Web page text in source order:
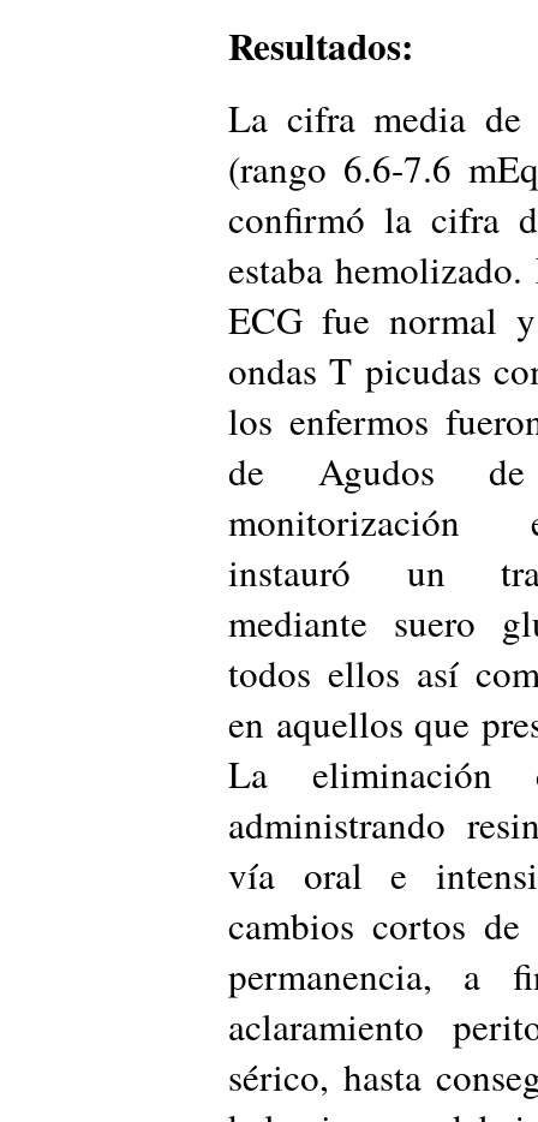
Resultados:
La cifra media
(rango 6.6-7.6
confirmó la cifra
estaba
ECG fue normal
ondas T picudas
los enfermos
de Agudos
monitorización
instauró un
mediante suero
todos ellos así
en aquellos que
La eliminación
administrando
vía oral e
cambios cortos
permanencia, a
aclaramiento
sérico, hasta